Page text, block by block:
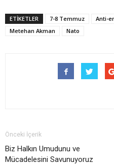
ETIKETLER 7-8 Temmuz Anti-
Metehan Akman
Nato
Önceki İçerik
Biz Halkın Umudunu ve
Mücadelesini Savunuyoruz